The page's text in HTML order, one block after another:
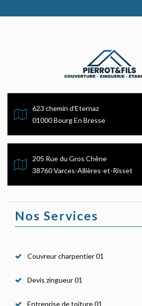
623 chemin d'Eternaz
01000 Bourg En Bresse
205 Rue du Gros Chêne
38760 Varces-Allières-et-Risset
Nos Services
Couvreur charpentier 01
Devis zingueur 01
Entreprise de toiture 01